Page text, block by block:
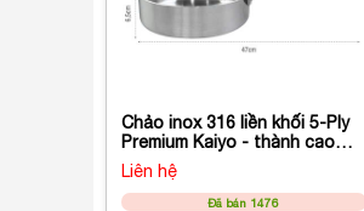
Chảo inox 316 liền khối 5-Ply
Premium Kaiyo - thành cao
(26cm)
Liên hệ
Đã bán 1476